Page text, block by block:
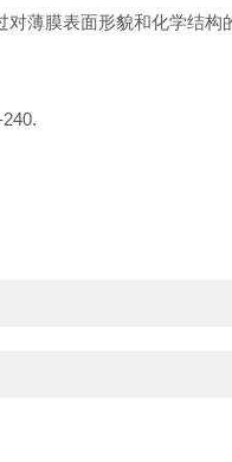
薄膜表面形貌和化学结